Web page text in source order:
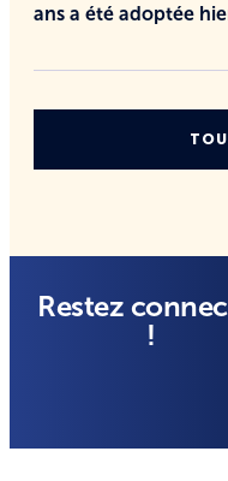
ans a été adoptée
Restez
!